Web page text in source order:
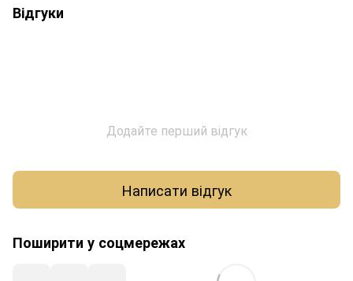
Відгуки
Додайте перший відгук
Написати відгук
Поширити у соцмережах